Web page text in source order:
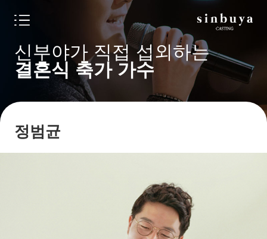
신부야가 직접 섭외하는
결혼식 축가 가수
정범균